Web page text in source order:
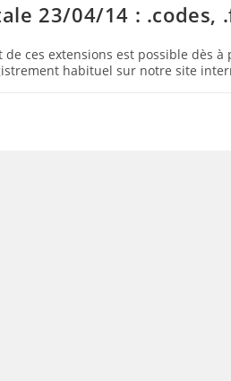
23/04/14 : .codes,
ces extensions est possible dès
habituel sur notre site